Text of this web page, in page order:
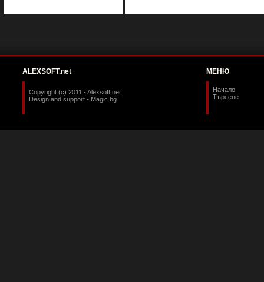
ALEXSOFT.net
Copyright (c) 2011 - Alexsoft.net
Design and support - Magic.bg
МЕНЮ
Начало
Търсене